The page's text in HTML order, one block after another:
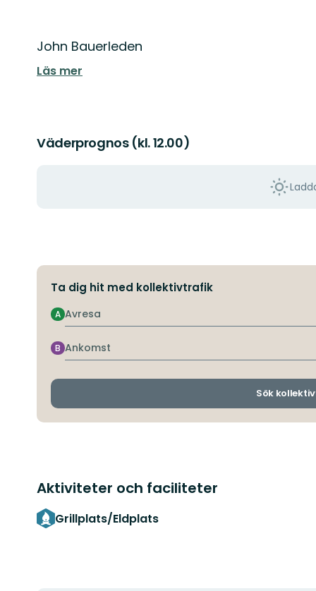
Beskrivning
John Bauerleden
Läs mer
Väderprognos (kl. 12.00)
Ta dig hit med kollektivtrafik
Avresa
A
Ankomst
B
Sök
Aktiviteter och faciliteter
Grillplats/Eldplats